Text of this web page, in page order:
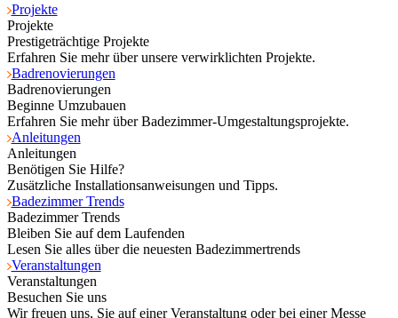
Projekte
Projekte
Prestigeträchtige Projekte
Erfahren Sie mehr über unsere verwirklichten Projekte.
Badrenovierungen
Badrenovierungen
Beginne Umzubauen
Erfahren Sie mehr über Badezimmer-Umgestaltungsprojekte.
Anleitungen
Anleitungen
Benötigen Sie Hilfe?
Zusätzliche Installationsanweisungen und Tipps.
Badezimmer Trends
Badezimmer Trends
Bleiben Sie auf dem Laufenden
Lesen Sie alles über die neuesten Badezimmertrends
Veranstaltungen
Veranstaltungen
Besuchen Sie uns
Wir freuen uns, Sie auf einer Veranstaltung oder bei einer Messe